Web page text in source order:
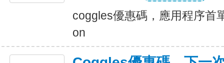
coggles優惠碼，應用程序首
on